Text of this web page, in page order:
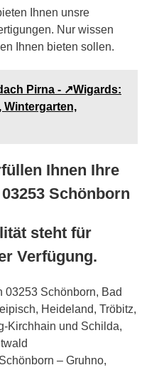
Ihnen unsre
Nur wissen
Ihnen bieten sollen.
Pirna - ↗️Wigards:
Wintergarten,
Ihnen Ihre
Schönborn
steht für
Verfügung.
03253 Schönborn, Bad
Heideland, Tröbitz,
Kirchhain und Schilda,
– Gruhno,